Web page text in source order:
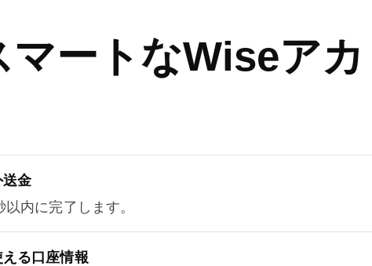
マートなWiseアカ
金
内に完了します。
る口座情報